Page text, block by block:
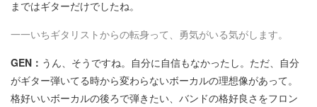
まではギターだけでしたね。
一一いちギタリストからの転身って、勇気がいる気がします。
GEN： うん、そうですね。自分に自信もなかったし。ただ、自分
がギター弾いてる時から変わらないボーカルの理想像があって。
格好いいボーカルの後ろで弾きたい、バンドの格好良さをフロン